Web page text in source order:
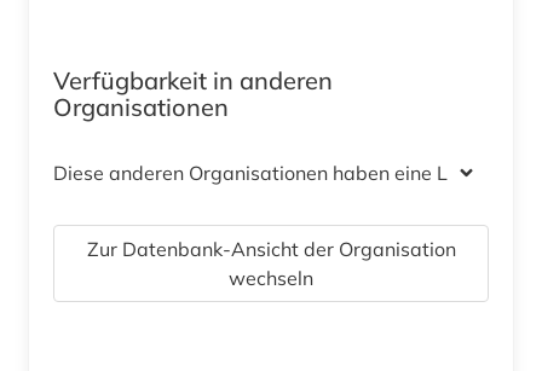
Verfügbarkeit in anderen
Organisationen
Diese anderen Organisationen haben eine Lizenz
Zur Datenbank-Ansicht der Organisation
wechseln